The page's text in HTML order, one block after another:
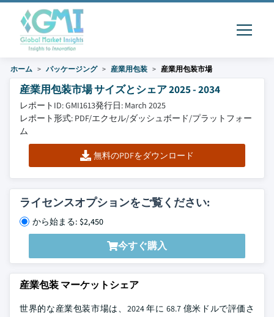
ホーム パッケージング 産業用包装 産業用包装市場
産業用包装市場 サイズとシェア 2025 - 2034
レポートID: GMI1613発行日: March 2025
レポート形式: PDF/エクセル/ダッシュボード/プラットフォー
ム
無料のPDFをダウンロード
ライセンスオプションをご覧ください:
から始まる: $2,450
今すぐ購入
産業包装 マーケットシェア
世界的な産業包装市場は、2024 年に 68.7 億米ドルで評価さ